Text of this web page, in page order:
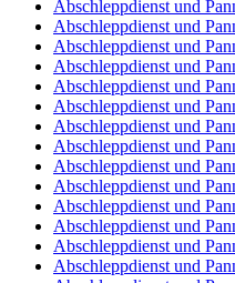
Abschleppdienst und
Abschleppdienst und
Abschleppdienst und
Abschleppdienst und
Abschleppdienst und
Abschleppdienst und
Abschleppdienst und
Abschleppdienst und
Abschleppdienst und
Abschleppdienst und
Abschleppdienst und
Abschleppdienst und
Abschleppdienst und
Abschleppdienst und